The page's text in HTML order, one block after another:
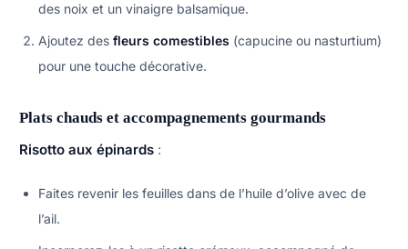
des noix et un vinaigre balsamique.
Ajoutez des fleurs comestibles (capucine ou nasturtium)
pour une touche décorative.
Plats chauds et accompagnements gourmands
Risotto aux épinards :
Faites revenir les feuilles dans de l’huile d’olive avec de
l’ail.